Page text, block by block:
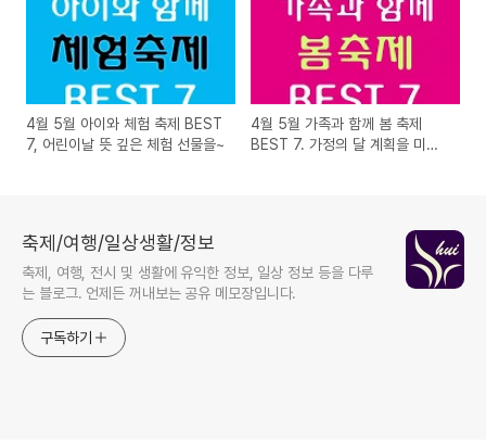
4월 5월 아이와 체험 축제 BEST
7, 어린이날 뜻 깊은 체험 선물을~
4월 5월 가족과 함께 봄 축제
BEST 7. 가정의 달 계획을 미리
축제/여행/일상생활/정보
축제, 여행, 전시 및 생활에 유익한 정보, 일상 정보 등을 다루
는 블로그. 언제든 꺼내보는 공유 메모장입니다.
구독하기